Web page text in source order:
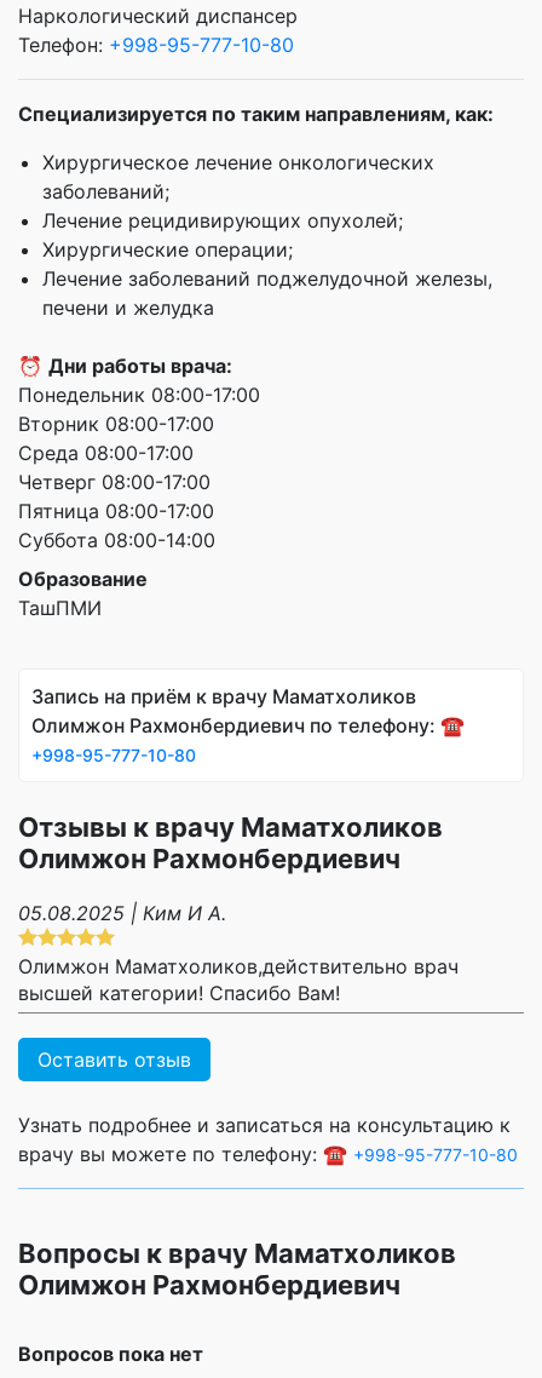
Наркологический диспансер
Телефон: +998-95-777-10-80
Специализируется по таким направлениям, как:
Хирургическое лечение онкологических
заболеваний;
Лечение рецидивирующих опухолей;
Хирургические операции;
Лечение заболеваний поджелудочной железы,
печени и желудка
⏰ Дни работы врача:
Понедельник 08:00-17:00
Вторник 08:00-17:00
Среда 08:00-17:00
Четверг 08:00-17:00
Пятница 08:00-17:00
Суббота 08:00-14:00
Образование
ТашПМИ
Запись на приём к врачу Маматхоликов
Олимжон Рахмонбердиевич по телефону: ☎️
+998-95-777-10-80
Отзывы к врачу Маматхоликов
Олимжон Рахмонбердиевич
05.08.2025 | Ким И А.
Олимжон Маматхоликов,действительно врач
высшей категории! Спасибо Вам!
Оставить отзыв
Узнать подробнее и записаться на консультацию к
врачу вы можете по телефону: ☎️ +998-95-777-10-80
Вопросы к врачу Маматхоликов
Олимжон Рахмонбердиевич
Вопросов пока нет